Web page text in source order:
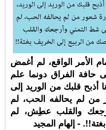
الأمر الواقع، لم أغمض
حافة الفراق دونما علم
قلبك من الوريد إلى
من لم يحالفه الحب، لم
والقلب عطِش، لم
- إلهام المجيد